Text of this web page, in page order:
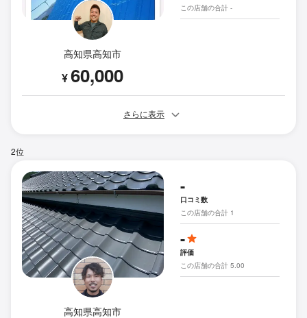
高知県高知市
¥60,000
この店舗の合計 -
さらに表示
2位
高知県高知市
-
口コミ数
この店舗の合計 1
-
評価
この店舗の合計 5.00